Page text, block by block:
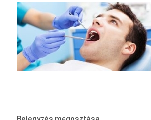
Bejegyzés megosztása